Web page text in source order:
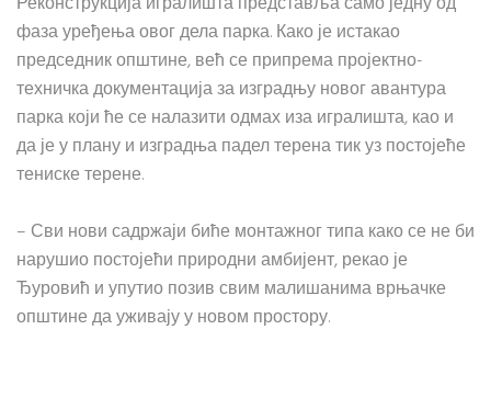
фаза уређења овог дела парка. Како је истакао
председник општине, већ се припрема пројектно-
техничка документација за изградњу новог авантура
парка који ће се налазити одмах иза игралишта, као и
да је у плану и изградња падел терена тик уз постојеће
тениске терене.
– Сви нови садржаји биће монтажног типа како се не би
нарушио постојећи природни амбијент, рекао је
Ђуровић и упутио позив свим малишанима врњачке
општине да уживају у новом простору.